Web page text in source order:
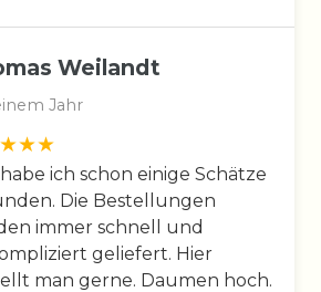
Weilandt
Jahr
ich schon einige Schätze
Die Bestellungen
immer schnell und
geliefert. Hier
man gerne. Daumen hoch.